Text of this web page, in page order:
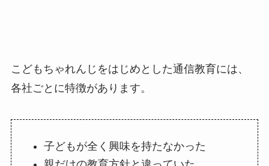
こどもちゃれんじをはじめとした通信教育には、
各社ごとに特徴があります。
子どもが全く興味を持たなかった